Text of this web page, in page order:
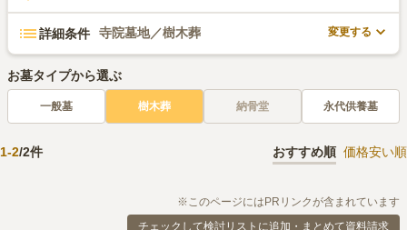
詳細条件 寺院墓地／樹木葬 変更する
お墓タイプから選ぶ
一般墓 樹木葬 納骨堂 永代供養墓
1-2/2件 おすすめ順 価格安い順
※このページにはPRリンクが含まれています
チェックして検討リストに追加・まとめて資料請求